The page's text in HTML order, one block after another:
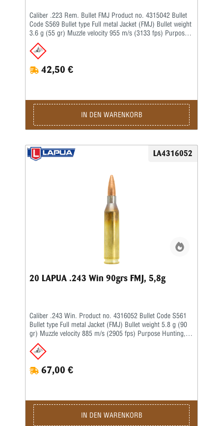
Caliber .223 Rem. Bullet FMJ Product no. 4315042 Bullet
Code S569 Bullet type Full metal Jacket (FMJ) Bullet weight
3.6 g (55 gr) Muzzle velocity 955 m/s (3133 fps) Purpose
Hunting, Tactical, Target Twist rate 1-14'' BC G1 0.255 BC
G7 –
42,50 €
IN DEN WARENKORB
LA4316052
20 LAPUA .243 Win 90grs FMJ, 5,8g
Caliber .243 Win. Product no. 4316052 Bullet Code S561
Bullet type Full metal Jacket (FMJ) Bullet weight 5.8 g (90
gr) Muzzle velocity 885 m/s (2905 fps) Purpose Hunting,
67,00 €
IN DEN WARENKORB